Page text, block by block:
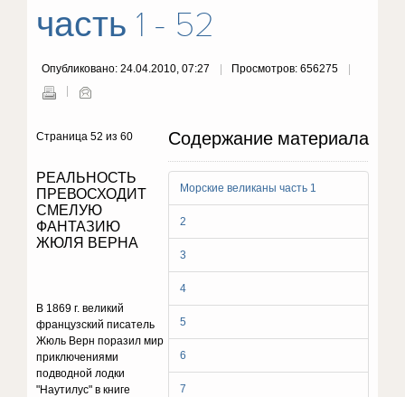
часть 1 - 52
Опубликовано: 24.04.2010, 07:27 Просмотров: 656275
Содержание материала
Морские великаны часть 1
2
3
4
5
6
7
Страница 52 из 60
РЕАЛЬНОСТЬ
ПРЕВОСХОДИТ
СМЕЛУЮ
ФАНТАЗИЮ
ЖЮЛЯ ВЕРНА
В 1869 г. великий
французский писатель
Жюль Верн поразил мир
приключениями
подводной лодки
"Наутилус" в книге